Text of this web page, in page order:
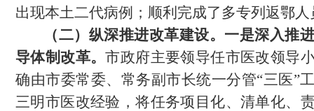
出现本土二代病例；顺利完成了多专列返鄂
（二） 纵深推进改革建设。 一是深入推
导体制改革。市政府主要领导任市医改领导
确由市委常委、常务副市长统一分管“三医”
三明市医改经验，将任务项目化、清单化、